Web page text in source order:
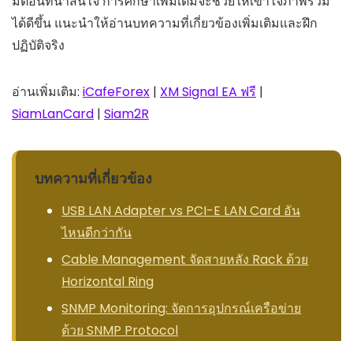
ได้ดีขึ้น แนะนำให้อ่านบทความที่เกี่ยวข้องเพิ่มเติมและฝึก
ปฏิบัติจริง
อ่านเพิ่มเติม: iCafeForex | XM Signal EA ฟรี |
SiamLanCard | Siam2R
บทความที่เกี่ยวข้อง
USB LAN Adapter vs PCI-E LAN Card อัน
ไหนดีกว่ากัน
Cable Management จัดสายหลัง Rack ด้วย
Horizontal Ring
SNMP Monitoring: จัดการอุปกรณ์เครือข่าย
ด้วย SNMP Protocol